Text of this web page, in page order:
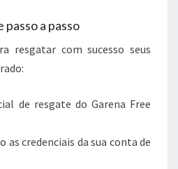
passo a passo
resgatar com sucesso seus
de resgate do Garena Free
as credenciais da sua conta de